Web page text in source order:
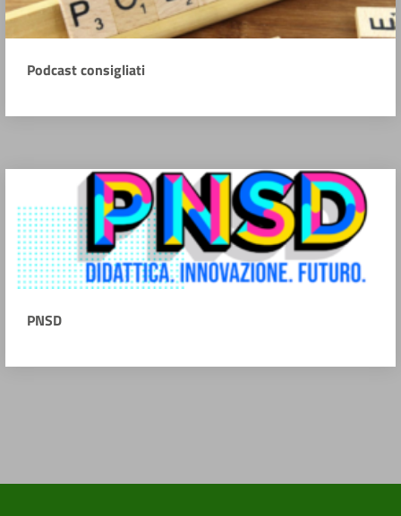
Podcast consigliati
PNSD